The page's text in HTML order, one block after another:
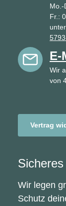
Mo.-
Fr.:
E-
Wir
von
Vertrag
Wir legen
Schutz